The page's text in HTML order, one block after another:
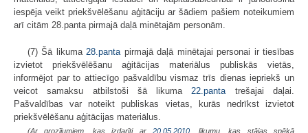
iespēja veikt priekšvēlēšanu aģitāciju ar šādiem pašiem noteikumiem
arī citām 28.panta pirmajā daļā minētajām personām.
(7) Šā likuma28.pantapirmajā daļā minētajai personai ir tiesības
izvietot priekšvēlēšanu aģitācijas materiālus publiskās vietās,
informējot par to attiecīgo pašvaldību vismaz trīs dienas iepriekš un
veicot samaksu atbilstoši šā likuma22.pantatrešajai daļai.
Pašvaldības var noteikt publiskas vietas, kurās nedrīkst izvietot
priekšvēlēšanu aģitācijas materiālus.
(Ar grozījumiem, kas izdarīti ar20.05.2010 . likumu, kas stājas spēkā